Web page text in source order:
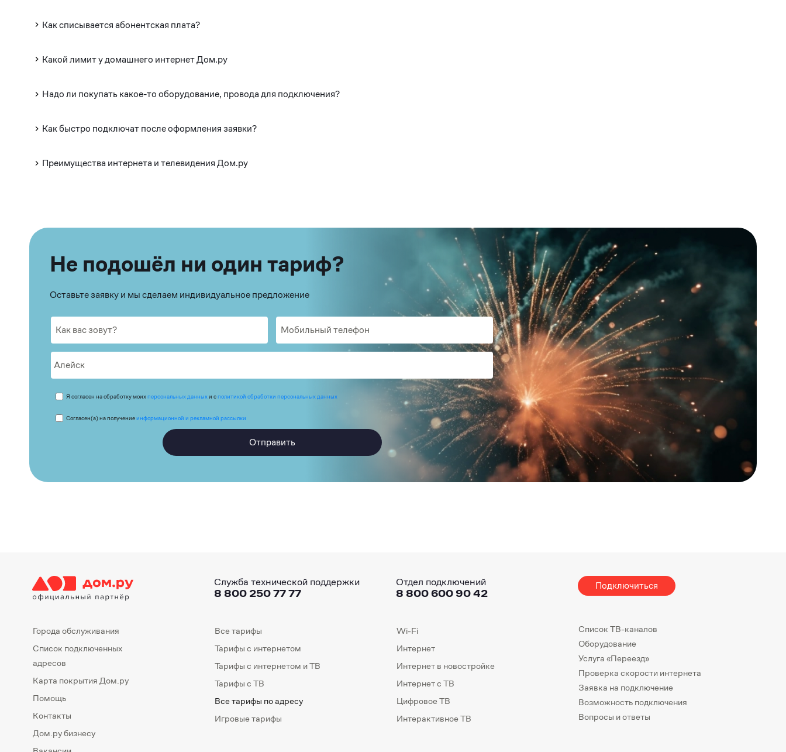
Как списывается абонентская плата?
Какой лимит у домашнего интернет Дом.ру
Надо ли покупать какое-то оборудование, провода для подключения?
Как быстро подключат после оформления заявки?
Преимущества интернета и телевидения Дом.ру
Не подошёл ни один тариф?
Оставьте заявку и мы сделаем индивидуальное предложение
Я согласен на обработку моихперсональных данныхи сполитикой обработки персональных данных
Согласен(а) на получениеинформационной и рекламной рассылки
Отправить
Служба технической поддержки
8 800 250 77 77
Отдел подключений
8 800 600 90 42
Подключиться
Города обслуживания
Список подключенных
адресов
Карта покрытия Дом.ру
Помощь
Контакты
Дом.ру бизнесу
Все тарифы
Тарифы с интернетом
Тарифы с интернетом и ТВ
Тарифы с ТВ
Все тарифы по адресу
Игровые тарифы
Wi-Fi
Интернет
Интернет в новостройке
Интернет с ТВ
Цифровое ТВ
Интерактивное ТВ
Список ТВ-каналов
Оборудование
Услуга «Переезд»
Проверка скорости интернета
Заявка на подключение
Возможность подключения
Вопросы и ответы